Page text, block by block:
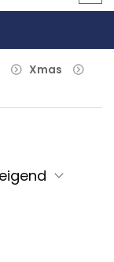
Xmas